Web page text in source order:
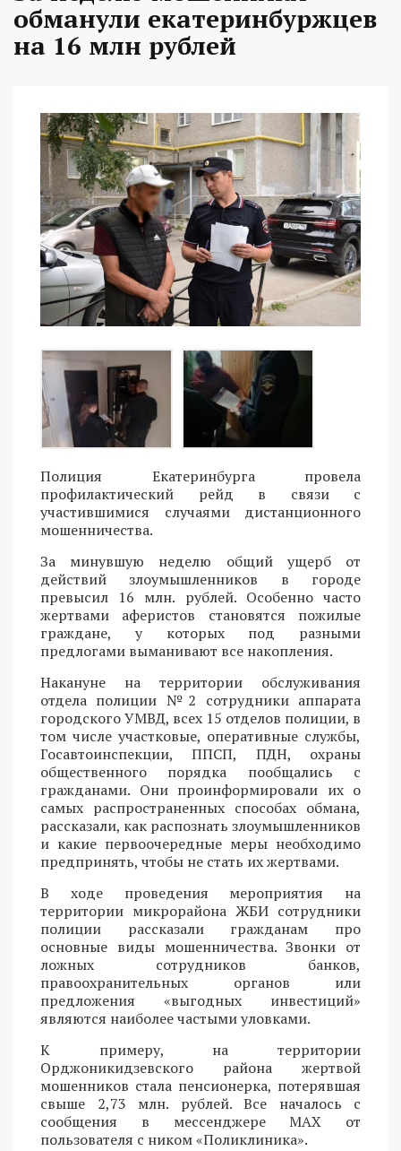
обманули екатеринбуржцев
на 16 млн рублей
Полиция Екатеринбурга провела
профилактический рейд в связи с
участившимися случаями дистанционного
мошенничества.
За минувшую неделю общий ущерб от
действий злоумышленников в городе
превысил 16 млн. рублей. Особенно часто
жертвами аферистов становятся пожилые
граждане, у которых под разными
предлогами выманивают все накопления.
Накануне на территории обслуживания
отдела полиции №2 сотрудники аппарата
городского УМВД, всех 15 отделов полиции, в
том числе участковые, оперативные службы,
Госавтоинспекции, ППСП, ПДН, охраны
общественного порядка пообщались с
гражданами. Они проинформировали их о
самых распространенных способах обмана,
рассказали, как распознать злоумышленников
и какие первоочередные меры необходимо
предпринять, чтобы не стать их жертвами.
В ходе проведения мероприятия на
территории микрорайона ЖБИ сотрудники
полиции рассказали гражданам про
основные виды мошенничества. Звонки от
ложных сотрудников банков,
правоохранительных органов или
предложения «выгодных инвестиций»
являются наиболее частыми уловками.
К примеру, на территории
Орджоникидзевского района жертвой
мошенников стала пенсионерка, потерявшая
свыше 2,73 млн. рублей. Все началось с
сообщения в мессенджере MAX от
пользователя с ником «Поликлиника».